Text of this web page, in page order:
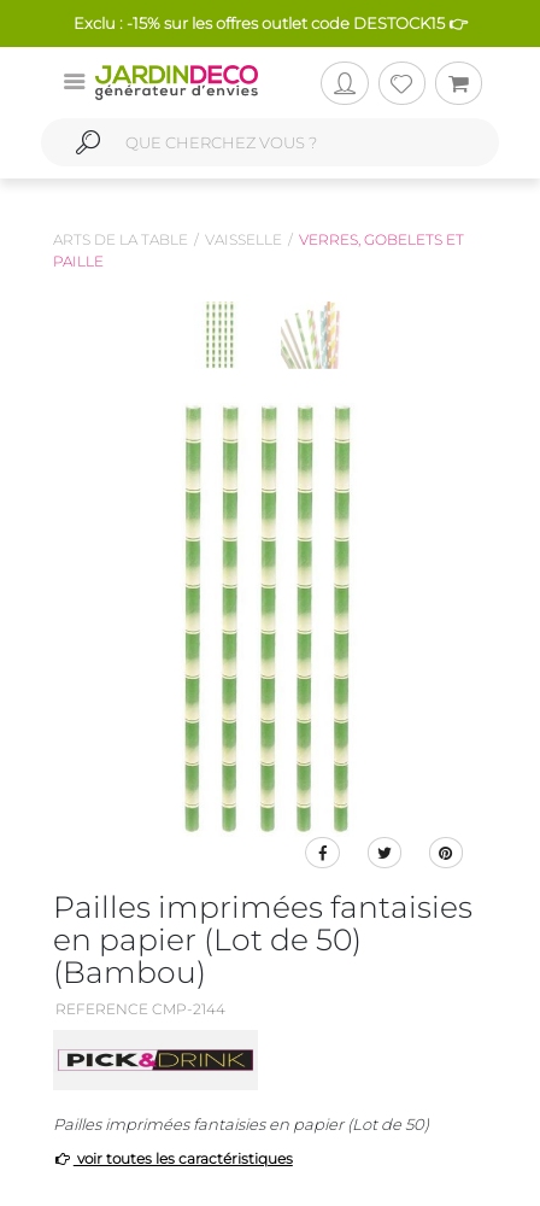
Exclu : -15% sur les offres outlet code DESTOCK15 👉
ARTS DE LA TABLE VAISSELLE
VERRES, GOBELETS ET
PAILLE
Pailles imprimées fantaisies
en papier (Lot de 50)
(Bambou)
REFERENCE CMP-2144
Pailles imprimées fantaisies en papier (Lot de 50)
voir toutes les caractéristiques